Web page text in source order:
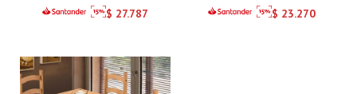
$ 27.787 $ 23.270